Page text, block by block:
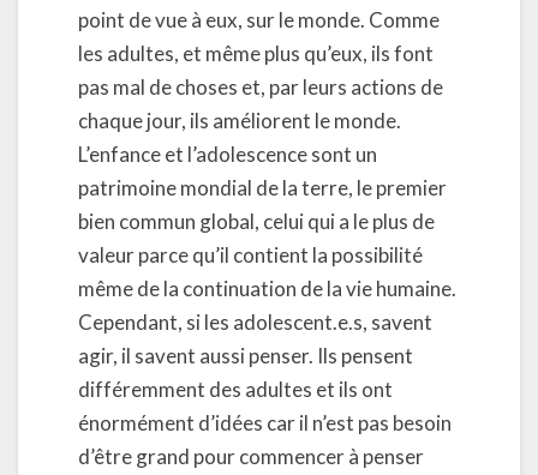
point de vue à eux, sur le monde. Comme
les adultes, et même plus qu’eux, ils font
pas mal de choses et, par leurs actions de
chaque jour, ils améliorent le monde.
L’enfance et l’adolescence sont un
patrimoine mondial de la terre, le premier
bien commun global, celui qui a le plus de
valeur parce qu’il contient la possibilité
même de la continuation de la vie humaine.
Cependant, si les adolescent.e.s, savent
agir, il savent aussi penser. Ils pensent
différemment des adultes et ils ont
énormément d’idées car il n’est pas besoin
d’être grand pour commencer à penser